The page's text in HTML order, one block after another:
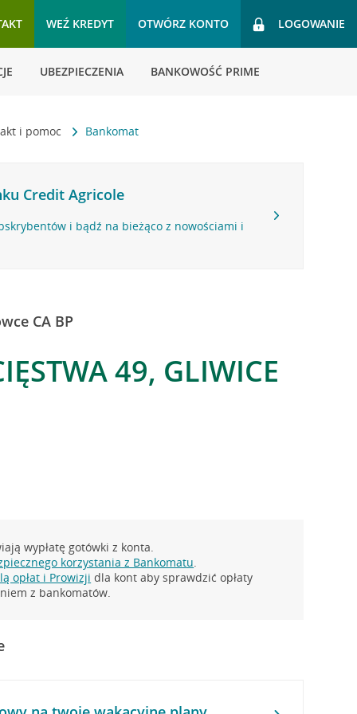
WEŹ KREDYT OTWÓRZ KONTO LOGOWANIE
UBEZPIECZENIA BANKOWOŚĆ PRIME
i pomoc Bankomat
Credit Agricole
i bądź na bieżąco z nowościami i
CA BP
49, GLIWICE
wypłatę gotówki z konta.
korzystania z Bankomatu.
opłat i Prowizji dla kont aby sprawdzić opłaty
z bankomatów.